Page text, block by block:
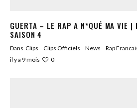
GUERTA – LE RAP A N*QUÉ MA VIE |
SAISON 4
Dans Clips Clips Officiels News Rap
il y a 9 mois
0